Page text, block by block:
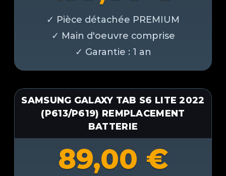
SAMSUNG GALAXY TAB S6 LITE 2022
(P613/P619) REMPLACEMENT
BATTERIE
89,00 €